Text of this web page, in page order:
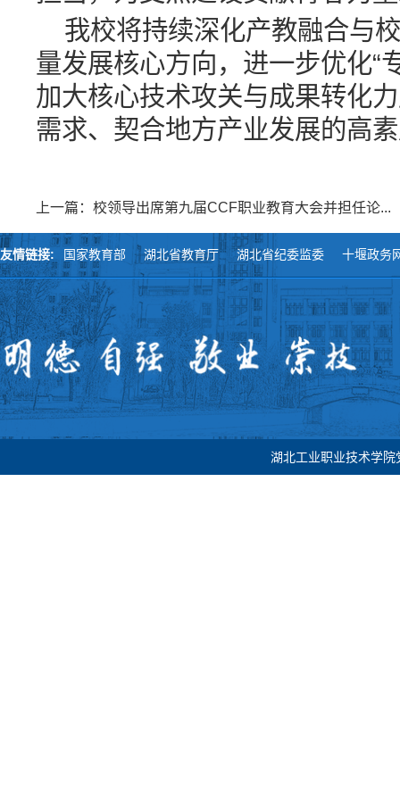
我校将持续深化产教融合与
量发展核心方向，进一步优化“
加大核心技术攻关与成果转化
需求、契合地方产业发展的高
上一篇：校领导出席第九届CCF职业教育大会并担任论...
友情链接: 国家教育部 湖北省教育厅 湖北省纪委监委 十堰政务
湖北工业职业技术学